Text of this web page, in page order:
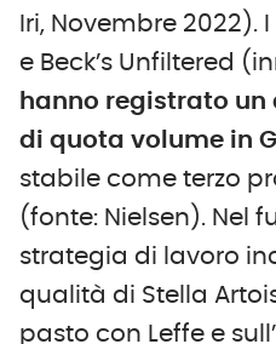
Iri, Novembre 2022).
e Beck’s Unfiltered
hanno registrato un
di quota volume in
stabile come terzo
(fonte: Nielsen). Nel
strategia di lavoro
qualità di Stella
pasto con Leffe e